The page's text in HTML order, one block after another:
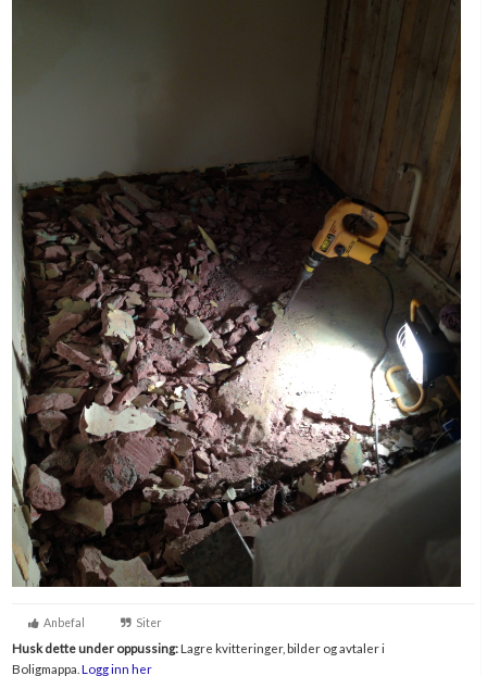
Anbefal Siter
Husk dette under oppussing:Lagre kvitteringer, bilder og avtaler i
Boligmappa. Logg inn her